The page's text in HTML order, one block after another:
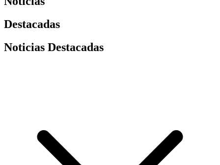
Destacadas
Noticias Destacadas